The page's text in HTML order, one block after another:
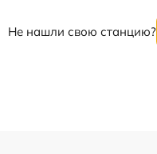
Не нашли свою станцию?